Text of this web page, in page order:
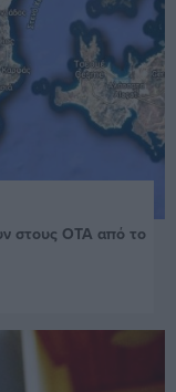
στους ΟΤΑ από το